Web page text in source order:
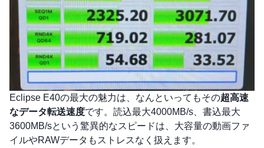
Eclipse E40の最大の魅力は、なんといってもその超高速
なデータ転送速度です。読込最大4000MB/s、書込最大
3600MB/sという驚異的なスピードは、大容量の動画ファ
イルやRAWデータもストレスなく扱えます。